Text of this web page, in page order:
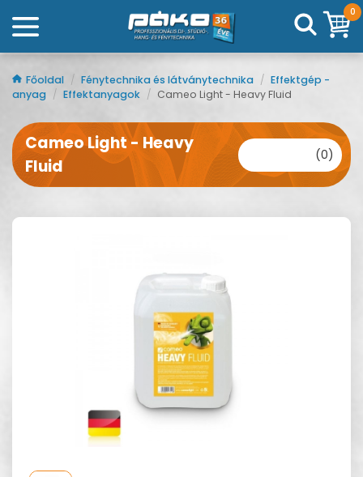
0
Főoldal / Fénytechnika és látványtechnika / Effektgép -
anyag / Effektanyagok / Cameo Light - Heavy Fluid
Cameo Light - Heavy
Fluid
(0)